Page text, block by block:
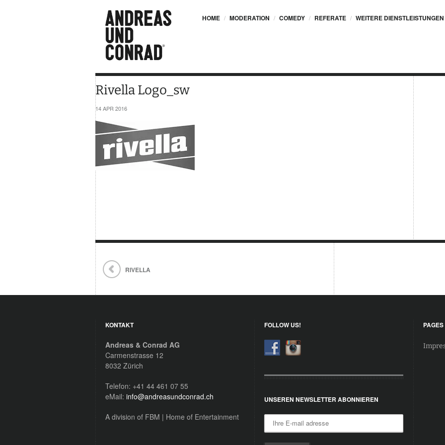
HOME MODERATION COMEDY REFERATE WEITERE DIENSTLEISTUNGEN
Rivella Logo_sw
14 APR 2016
RIVELLA
KONTAKT
Andreas & Conrad AG
Carmenstrasse 12
8032 Zürich
Telefon: +41 44 461 07 55
eMail: info@andreasundconrad.ch
A division of FBM | Home of Entertainment
FOLLOW US!
UNSEREN NEWSLETTER ABONNIEREN
PAGES